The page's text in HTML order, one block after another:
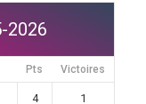
2026
Pts Victoires
4 1